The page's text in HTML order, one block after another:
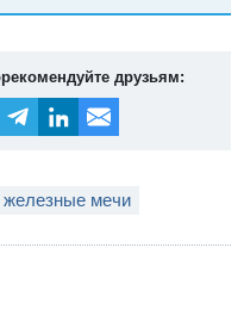
друзьям:
железные мечи